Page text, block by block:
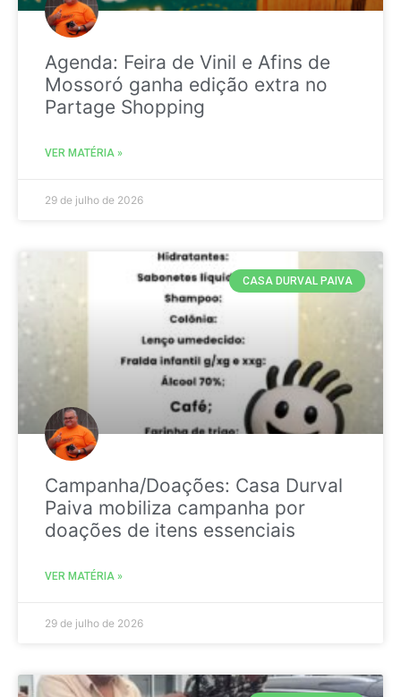
Agenda: Feira de Vinil e Afins de
Mossoró ganha edição extra no
Partage Shopping
VER MATÉRIA »
29 de julho de 2026
CASA DURVAL PAIVA
Campanha/Doações: Casa Durval
Paiva mobiliza campanha por
doações de itens essenciais
VER MATÉRIA »
29 de julho de 2026